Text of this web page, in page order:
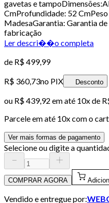
gavetas e
CmProfundidade: 52
MadesaGarantia: Garantia
fabricação
Ler descri��o completa
de R$ 499,99
R$ 360,73no PIX Desconto
ou R$ 439,92 em até 10x de
Parcele em até 10x com o
Ver mais formas de pagamento
Selecione ou digite a
COMPRAR AGORA
Vendido e entregue por: